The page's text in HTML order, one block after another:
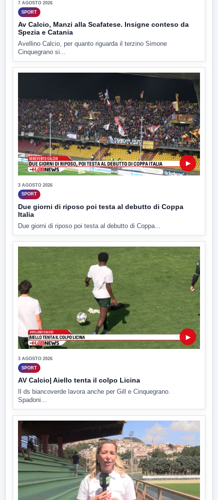
7 AGOSTO 2026
SPORT
Av Calcio, Manzi alla Scafatese. Insigne conteso da
Spezia e Catania
Avellino Calcio, per quanto riguarda il terzino Simone
Cinquegrano si...
▶
3 AGOSTO 2026
SPORT
Due giorni di riposo poi testa al debutto di Coppa
Italia
Due giorni di riposo poi testa al debutto di Coppa...
▶
3 AGOSTO 2026
SPORT
AV Calcio| Aiello tenta il colpo Licina
Il ds biancoverde lavora anche per Gill e Cinquegrano.
Spadoni...